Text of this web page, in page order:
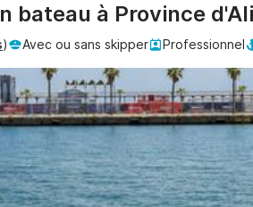
bateau à Province
) Avec ou sans skipper Professionnel